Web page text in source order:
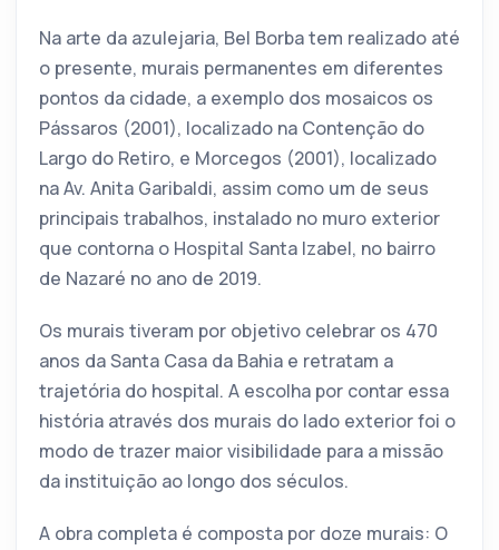
Na arte da azulejaria, Bel Borba tem realizado até
o presente, murais permanentes em diferentes
pontos da cidade, a exemplo dos mosaicos os
Pássaros (2001), localizado na Contenção do
Largo do Retiro, e Morcegos (2001), localizado
na Av. Anita Garibaldi, assim como um de seus
principais trabalhos, instalado no muro exterior
que contorna o Hospital Santa Izabel, no bairro
de Nazaré no ano de 2019.
Os murais tiveram por objetivo celebrar os 470
anos da Santa Casa da Bahia e retratam a
trajetória do hospital. A escolha por contar essa
história através dos murais do lado exterior foi o
modo de trazer maior visibilidade para a missão
da instituição ao longo dos séculos.
A obra completa é composta por doze murais: O